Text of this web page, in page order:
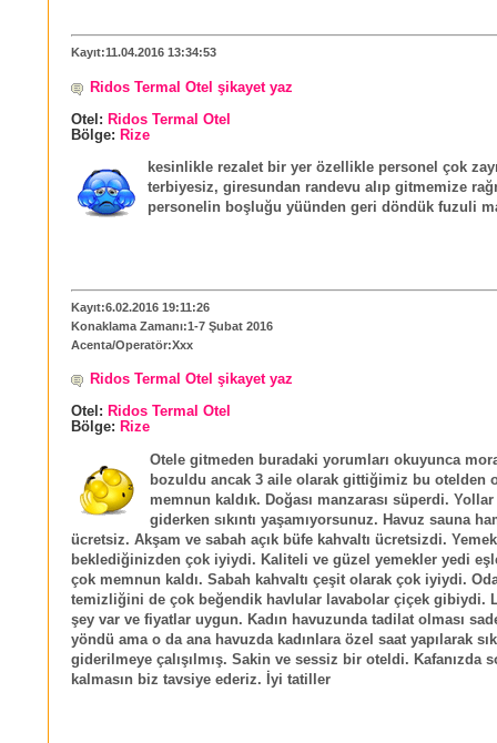
Kayıt:11.04.2016 13:34:53
Ridos Termal Otel şikayet yaz
Otel: Ridos Termal Otel
Bölge: Rize
kesinlikle rezalet bir yer özellikle personel çok
terbiyesiz, giresundan randevu alıp gitmemize
personelin boşluğu yüünden geri döndük fuzuli
Kayıt:6.02.2016 19:11:26
Konaklama Zamanı:1-7 Şubat 2016
Acenta/Operatör:Xxx
Ridos Termal Otel şikayet yaz
Otel: Ridos Termal Otel
Bölge: Rize
Otele gitmeden buradaki yorumları okuyunca
bozuldu ancak 3 aile olarak gittiğimiz bu otelden
memnun kaldık. Doğası manzarası süperdi.
giderken sıkıntı yaşamıyorsunuz. Havuz sauna
ücretsiz. Akşam ve sabah açık büfe kahvaltı ücretsizdi.
beklediğinizden çok iyiydi. Kaliteli ve güzel yemekler yedi
çok memnun kaldı. Sabah kahvaltı çeşit olarak çok iyiydi.
temizliğini de çok beğendik havlular lavabolar çiçek gibiydi.
şey var ve fiyatlar uygun. Kadın havuzunda tadilat olması
yöndü ama o da ana havuzda kadınlara özel saat yapılarak
giderilmeye çalışılmış. Sakin ve sessiz bir oteldi. Kafanızda
kalmasın biz tavsiye ederiz. İyi tatiller